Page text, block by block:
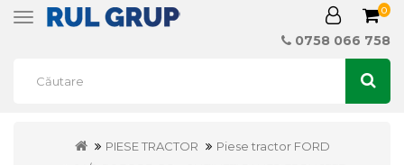
Toggle
0
0758 066 758
PIESE TRACTOR
Piese tractor FORD